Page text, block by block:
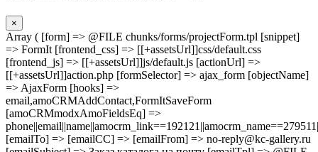
×
Array ( [form] => @FILE chunks/forms/projectForm.tpl [snippet]
=> FormIt [frontend_css] => [[+assetsUrl]]css/default.css
[frontend_js] => [[+assetsUrl]]js/default.js [actionUrl] =>
[[+assetsUrl]]action.php [formSelector] => ajax_form [objectName]
=> AjaxForm [hooks] =>
email,amoCRMAddContact,FormItSaveForm
[amoCRMmodxAmoFieldsEq] =>
[emailTo] => [emailCC] => [emailFrom] => no-reply@kc-gallery.ru